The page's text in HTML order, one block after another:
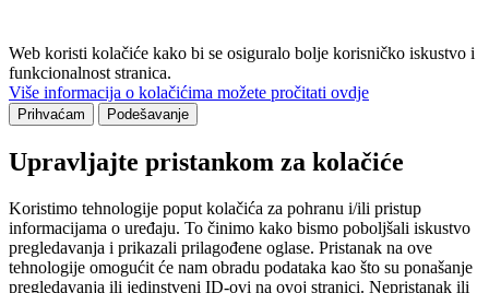
Web koristi kolačiće kako bi se osiguralo bolje korisničko iskustvo i
funkcionalnost stranica.
Više informacija o kolačićima možete pročitati ovdje
Prihvaćam Podešavanje
Upravljajte pristankom za kolačiće
Koristimo tehnologije poput kolačića za pohranu i/ili pristup
informacijama o uređaju. To činimo kako bismo poboljšali iskustvo
pregledavanja i prikazali prilagođene oglase. Pristanak na ove
tehnologije omogućit će nam obradu podataka kao što su ponašanje
pregledavanja ili jedinstveni ID-ovi na ovoj stranici. Nepristanak ili